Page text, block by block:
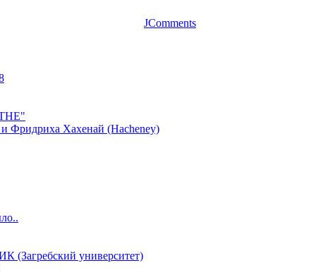
JComments
Фридриха Хахенай (Hacheney)
университет)